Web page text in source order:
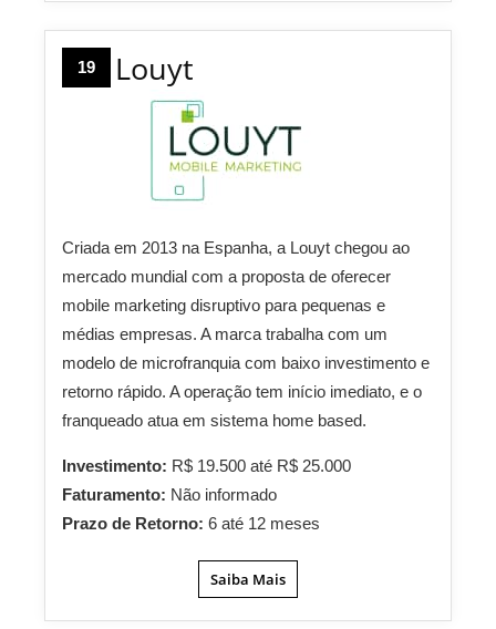
19 Louyt
Criada em 2013 na Espanha, a Louyt chegou ao
mercado mundial com a proposta de oferecer
mobile marketing disruptivo para pequenas e
médias empresas. A marca trabalha com um
modelo de microfranquia com baixo investimento e
retorno rápido. A operação tem início imediato, e o
franqueado atua em sistema home based.
Investimento: R$ 19.500 até R$ 25.000
Faturamento: Não informado
Prazo de Retorno: 6 até 12 meses
Saiba Mais